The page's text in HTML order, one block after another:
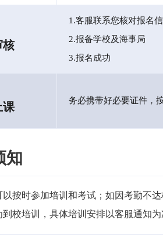
核
1.客服联系您核对报名
2.报备学校及海事局
3.报名成功
课 务必携带好必要证件，
知
以按时参加培训和考试；如因考勤不
到校培训，具体培训安排以客服通知